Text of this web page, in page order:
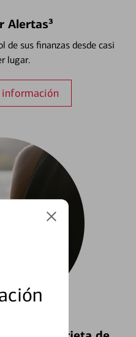
Alertas³
de sus finanzas desde casi
lugar.
información